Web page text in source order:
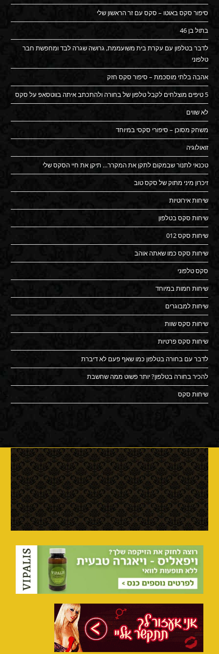
סיפור סקס באוטו – סקס עם זר הראשון שלי
בתול בן 46
לדבר בטלפון עם עקרת בית משועממת, גרושה שגרה לבד ומחפשת חבר
טלפוני
אהבה בלתי מוסכמת – סיפור סקס חזק
5 טיפים מוצלחים לקבל טלפון של בחורה ולהתכתב איתה בווטסאפ על סקס
לא שווים
משחק מסוכן – סיפורי סקסי במיוחד
זואולוגיה
טכנאי לתנור שבמקום לתקן את המקרר… תיקן את חיי הסקס שלי
זיכרון מיני מתוק של סקס טוב
שיחות אירוטיות
שיחות סקס בטלפון
שיחות סקס 012
שיחות סקס כמו שאתה אוהב
סקס טלפוני
שיחות חמות במיוחד
שיחות למבוגרים
שיחות סקס שוות
שיחות סקס פרטיות
לדבר עם בחורה בטלפון כמו שאף פעם לא דיברת
להכיר בחורה בטלפון? יותר פשוט ממה שחשבת
שיחות סקס